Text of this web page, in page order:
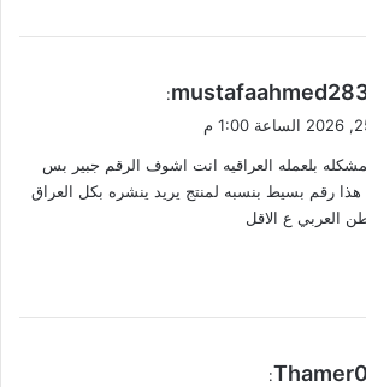
:
بلعمله العراقيه انت اشوف الرقم جبير بس
هذا رقم بسيط بنسبه لمنتج يريد ينشره بكل العراق
العربي ع الاقل
: